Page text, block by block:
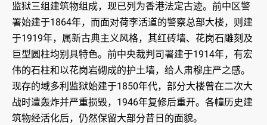
监狱三组建筑物组成，现已列为香港法定古迹。前中区警
署始建于1864年，而面对荷李活道的警察总部大楼，则建
于1919年，属新古典主义风格，其红砖墙、花岗石雕刻及
巨型圆柱均别具特色。前中央裁判司署建于1914年，有宏
伟的石柱和以花岗岩砌成的护土墙，给人肃穆庄严之感。
现存的域多利监狱始建于1850年代，部分大楼曾在二次大
战时遭轰炸并严重损毁，1946年复修后重开。各幢历史建
筑物经活化后，仍然保留大部分昔日的面貌。